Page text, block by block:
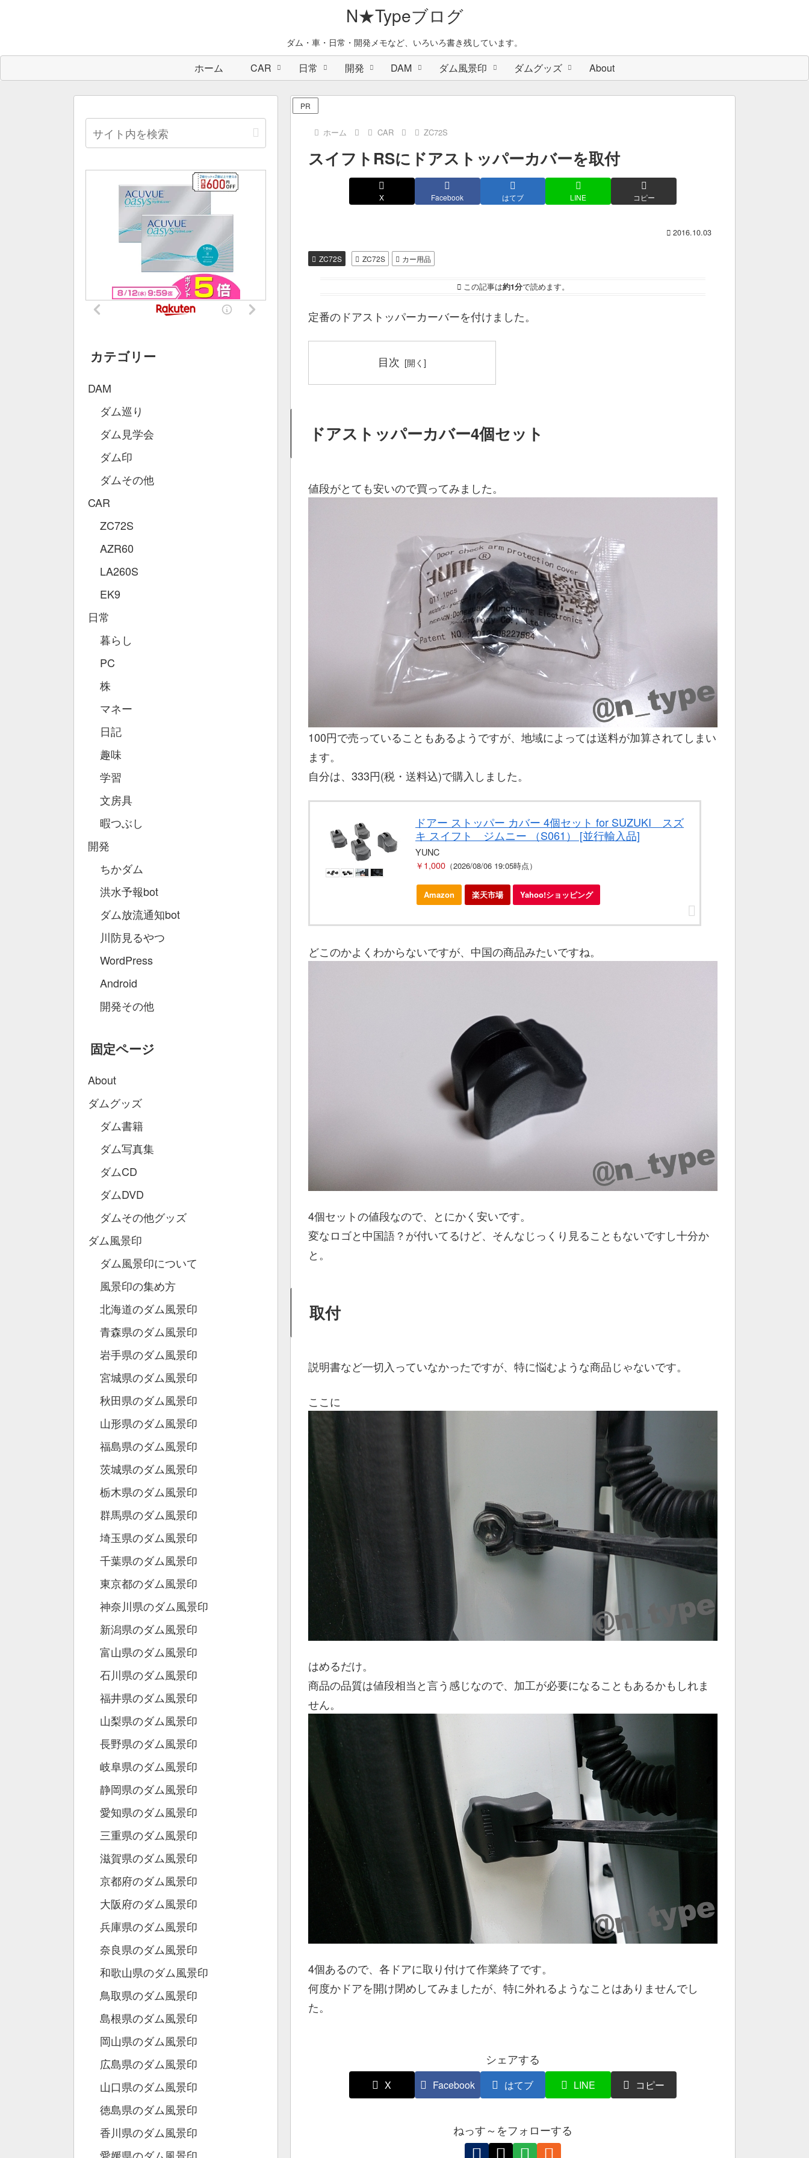
N★Typeブログ
ダム・車・日常・開発メモなど、いろいろ書き残しています。
ホーム CAR 日常 開発 DAM ダム風景印 ダムグッズ About
PR
ホーム CAR ZC72S
スイフトRSにドアストッパーカバーを取付
X Facebook はてブ LINE コピー
2016.10.03
ZC72S ZC72S カー用品
この記事は約1分で読めます。
定番のドアストッパーカーバーを付けました。
目次
ドアストッパーカバー4個セット
値段がとても安いので買ってみました。
100円で売っていることもあるようですが、地域によっては送料が加算されてしまい
ます。
自分は、333円(税・送料込)で購入しました。
ドアー ストッパー カバー 4個セット for SUZUKI スズ
キ スイフト ジムニー （S061） [並行輸入品]
YUNC
￥1,000 （2026/08/06 19:05時点）
Amazon 楽天市場 Yahoo!ショッピング
どこのかよくわからないですが、中国の商品みたいですね。
4個セットの値段なので、とにかく安いです。
変なロゴと中国語？が付いてるけど、そんなじっくり見ることもないですし十分か
と。
取付
説明書など一切入っていなかったですが、特に悩むような商品じゃないです。
ここに
はめるだけ。
商品の品質は値段相当と言う感じなので、加工が必要になることもあるかもしれま
せん。
4個あるので、各ドアに取り付けて作業終了です。
何度かドアを開け閉めしてみましたが、特に外れるようなことはありませんでし
た。
シェアする
X Facebook はてブ LINE コピー
ねっす～をフォローする
カテゴリー
DAM
ダム巡り
ダム見学会
ダム印
ダムその他
CAR
ZC72S
AZR60
LA260S
EK9
日常
暮らし
PC
株
マネー
日記
趣味
学習
文房具
暇つぶし
開発
ちかダム
洪水予報bot
ダム放流通知bot
川防見るやつ
WordPress
Android
開発その他
固定ページ
About
ダムグッズ
ダム書籍
ダム写真集
ダムCD
ダムDVD
ダムその他グッズ
ダム風景印
ダム風景印について
風景印の集め方
北海道のダム風景印
青森県のダム風景印
岩手県のダム風景印
宮城県のダム風景印
秋田県のダム風景印
山形県のダム風景印
福島県のダム風景印
茨城県のダム風景印
栃木県のダム風景印
群馬県のダム風景印
埼玉県のダム風景印
千葉県のダム風景印
東京都のダム風景印
神奈川県のダム風景印
新潟県のダム風景印
富山県のダム風景印
石川県のダム風景印
福井県のダム風景印
山梨県のダム風景印
長野県のダム風景印
岐阜県のダム風景印
静岡県のダム風景印
愛知県のダム風景印
三重県のダム風景印
滋賀県のダム風景印
京都府のダム風景印
大阪府のダム風景印
兵庫県のダム風景印
奈良県のダム風景印
和歌山県のダム風景印
鳥取県のダム風景印
島根県のダム風景印
岡山県のダム風景印
広島県のダム風景印
山口県のダム風景印
徳島県のダム風景印
香川県のダム風景印